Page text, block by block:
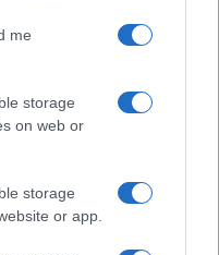
me
storage
on web or
storage
or app.
Pubblicità